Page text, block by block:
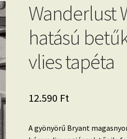
Wanderlust
hatású
vlies tapéta
12.590 Ft
A gyönyörű Bryant